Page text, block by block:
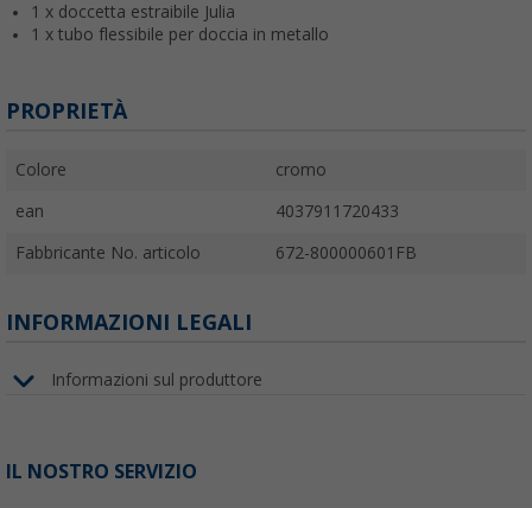
1 x doccetta estraibile Julia
1 x tubo flessibile per doccia in metallo
PROPRIETÀ
Colore cromo
ean 4037911720433
Fabbricante No. articolo 672-800000601FB
INFORMAZIONI LEGALI
Informazioni sul produttore
IL NOSTRO SERVIZIO